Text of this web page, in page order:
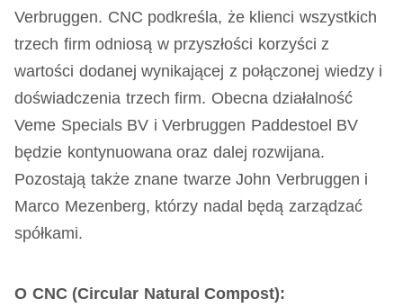
Verbruggen. CNC podkreśla, że klienci wszystkich
trzech firm odniosą w przyszłości korzyści z
wartości dodanej wynikającej z połączonej wiedzy i
doświadczenia trzech firm. Obecna działalność
Veme Specials BV i Verbruggen Paddestoel BV
będzie kontynuowana oraz dalej rozwijana.
Pozostają także znane twarze John Verbruggen i
Marco Mezenberg, którzy nadal będą zarządzać
spółkami.
O CNC (Circular Natural Compost):